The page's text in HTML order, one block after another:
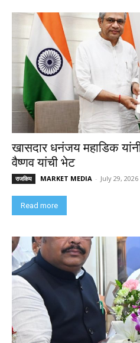
खासदार धनंजय महाडिक
वैष्णव यांची भेट
राजकिय MARKET MEDIA - July 29, 2026
Read more